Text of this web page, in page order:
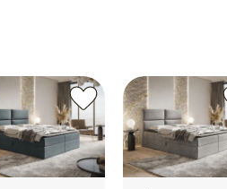
pościel
około 5 cm)